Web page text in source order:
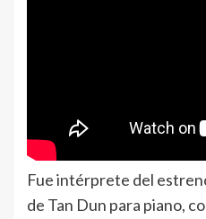
Fue intérprete del
de Tan Dun para piano,